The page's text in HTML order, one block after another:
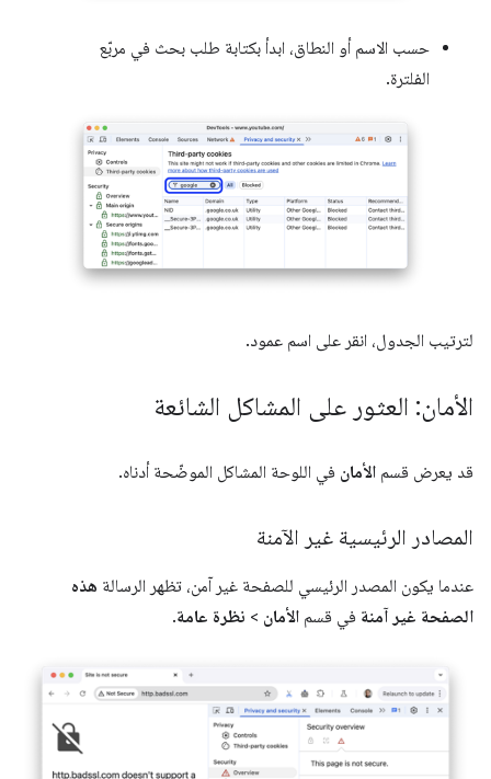
حسب الاسم أو النطاق، ابدأ بكتابة طلب بحث في مربّع
الفلترة.
لترتيب الجدول، انقر على اسم عمود.
الأمان: العثور على المشاكل الشائعة
قد يعرض قسم الأمان في اللوحة المشاكل الموضّحة أدناه.
المصادر الرئيسية غير الآمنة
عندما يكون المصدر الرئيسي للصفحة غير آمن، تظهر الرسالة هذه
الصفحة غير آمنة في قسم الأمان > نظرة عامة.